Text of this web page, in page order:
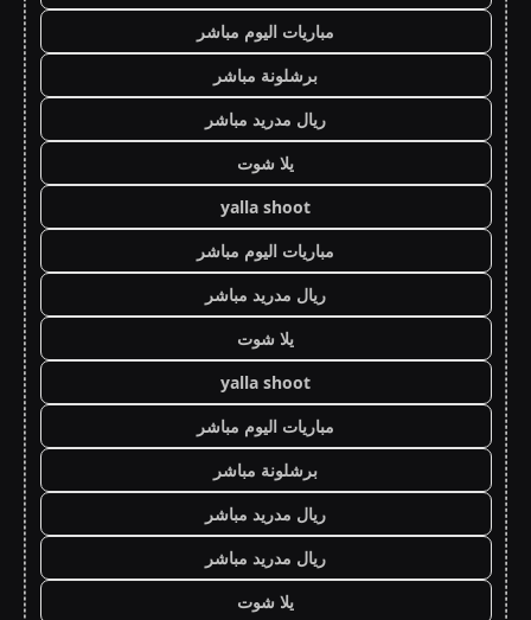
مباريات اليوم مباشر
برشلونة مباشر
ريال مدريد مباشر
يلا شوت
yalla shoot
مباريات اليوم مباشر
ريال مدريد مباشر
يلا شوت
yalla shoot
مباريات اليوم مباشر
برشلونة مباشر
ريال مدريد مباشر
ريال مدريد مباشر
يلا شوت